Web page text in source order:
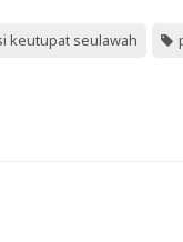
keutupat seulawah